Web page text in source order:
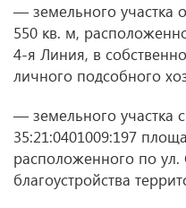
— земельного участка
550 кв. м,
4-я Линия, в
личного подсобного
— земельного участка
35:21:0401009:197
расположенного по ул.
благоустройства